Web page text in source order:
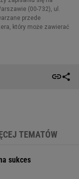
TEMATÓW
sukces